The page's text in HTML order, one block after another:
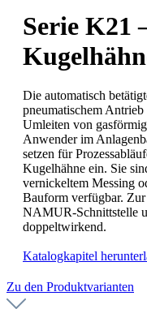
Serie K21
Die automatisch
pneumatischem
Umleiten von
Anwender im
setzen für
Kugelhähne ein. Sie
vernickeltem Messing
Bauform verfügbar.
NAMUR-Schnittstelle
doppeltwirkend.
Katalogkapitel
Zu den Produktvarianten